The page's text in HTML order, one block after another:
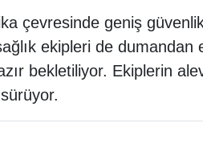
çevresinde geniş
ekipleri de
bekletiliyor. Ekiplerin